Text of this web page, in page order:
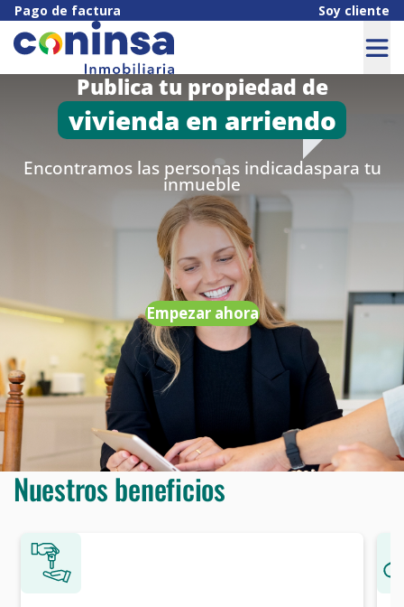
Pago de factura Soy cliente
Publica tu propiedad de
vivienda en arriendo
Encontramos las personas indicadaspara tu
inmueble
Empezar ahora
Nuestros beneficios